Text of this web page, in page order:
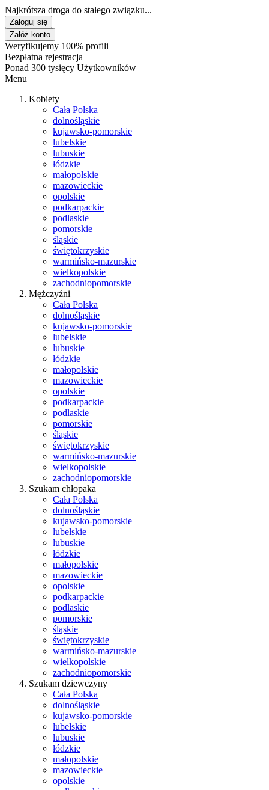
Najkrótsza droga do stałego związku...
Zaloguj się
Załóż konto
Weryfikujemy 100% profili
Bezpłatna rejestracja
Ponad 300 tysięcy Użytkowników
Menu
Kobiety
Cała Polska
dolnośląskie
kujawsko-pomorskie
lubelskie
lubuskie
łódzkie
małopolskie
mazowieckie
opolskie
podkarpackie
podlaskie
pomorskie
śląskie
świętokrzyskie
warmińsko-mazurskie
wielkopolskie
zachodniopomorskie
Mężczyźni
Cała Polska
dolnośląskie
kujawsko-pomorskie
lubelskie
lubuskie
łódzkie
małopolskie
mazowieckie
opolskie
podkarpackie
podlaskie
pomorskie
śląskie
świętokrzyskie
warmińsko-mazurskie
wielkopolskie
zachodniopomorskie
Szukam chłopaka
Cała Polska
dolnośląskie
kujawsko-pomorskie
lubelskie
lubuskie
łódzkie
małopolskie
mazowieckie
opolskie
podkarpackie
podlaskie
pomorskie
śląskie
świętokrzyskie
warmińsko-mazurskie
wielkopolskie
zachodniopomorskie
Szukam dziewczyny
Cała Polska
dolnośląskie
kujawsko-pomorskie
lubelskie
lubuskie
łódzkie
małopolskie
mazowieckie
opolskie